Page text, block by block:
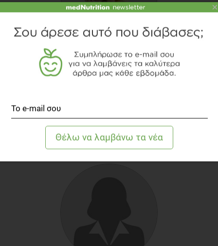
ΑΓΓΕΛΙΚΉ ΚΑΛΑΜΠΌΚΑ
Food Blogger
το άτομο που πειραματίζεται, δοκιμάζει,
μαγειρεύει και αποτυπώνει τις εμπειρίες του στο
food blog CooKika.
×